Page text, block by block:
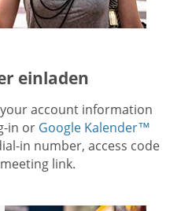
einladen
account information
in or Google Kalender™
in number, access code
link.